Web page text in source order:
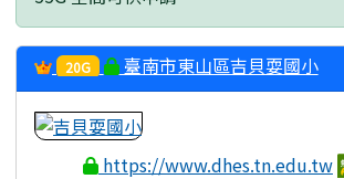
20G 臺南市東山區吉貝耍國小
https://www.dhes.tn.edu.tw